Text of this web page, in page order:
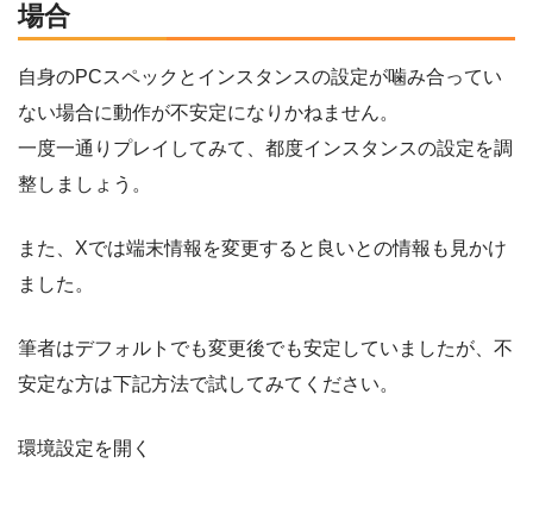
場合
自身のPCスペックとインスタンスの設定が噛み合ってい
ない場合に動作が不安定になりかねません。
一度一通りプレイしてみて、都度インスタンスの設定を調
整しましょう。
また、Xでは端末情報を変更すると良いとの情報も見かけ
ました。
筆者はデフォルトでも変更後でも安定していましたが、不
安定な方は下記方法で試してみてください。
環境設定を開く